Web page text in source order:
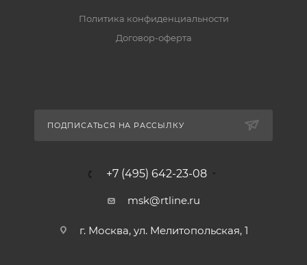
Политика конфиденциальности
Договор-оферта
ПОДПИСАТЬСЯ НА РАССЫЛКУ
+7 (495) 642-23-08
msk@rtline.ru
г. Москва, ул. Мелитопольская, 1